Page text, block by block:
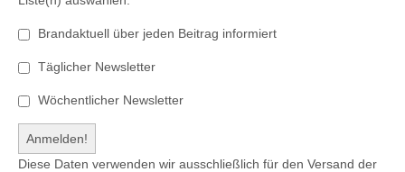
Brandaktuell über jeden Beitrag informiert
Täglicher Newsletter
Wöchentlicher Newsletter
Diese Daten verwenden wir ausschließlich für den Versand der